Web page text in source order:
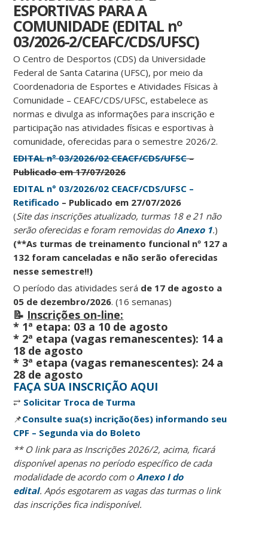
Paralímpica
da UFSC
ESPORTIVAS PARA A
COMUNIDADE (EDITAL nº
03/2026-2/CEAFC/CDS/UFSC)
O Centro de Desportos (CDS) da Universidade
Federal de Santa Catarina (UFSC), por meio da
Coordenadoria de Esportes e Atividades Físicas à
Comunidade – CEAFC/CDS/UFSC, estabelece as
normas e divulga as informações para inscrição e
participação nas atividades físicas e esportivas à
comunidade, oferecidas para o semestre 2026/2.
EDITAL n° 03/2026/02 CEACF/CDS/UFSC–
Publicado em 17/07/2026
EDITAL n° 03/2026/02 CEACF/CDS/UFSC –
Retificado – Publicado em 27/07/2026
(Site das inscrições atualizado, turmas 18 e 21 não
serão oferecidas e foram removidas doAnexo 1.)
(**As turmas de treinamento funcional nº 127 a
132 foram canceladas e não serão oferecidas
nesse semestre!!)
O período das atividades será de 17 de agosto a
05 de dezembro/2026. (16 semanas)
📝 Inscrições on-line:
* 1ª etapa: 03 a 10 de agosto
* 2ª etapa (vagas remanescentes): 14 a
18 de agosto
* 3ª etapa (vagas remanescentes): 24 a
28 de agosto
FAÇA SUA INSCRIÇÃO AQUI
⥂ Solicitar Troca de Turma
📌Consulte sua(s) incrição(ões) informando seu
CPF – Segunda via do Boleto
** O link para as Inscrições 2026/2, acima, ficará
disponível apenas no período específico de cada
modalidade de acordo com oAnexo I do
edital.Após esgotarem as vagas das turmas o link
das inscrições fica indisponível.